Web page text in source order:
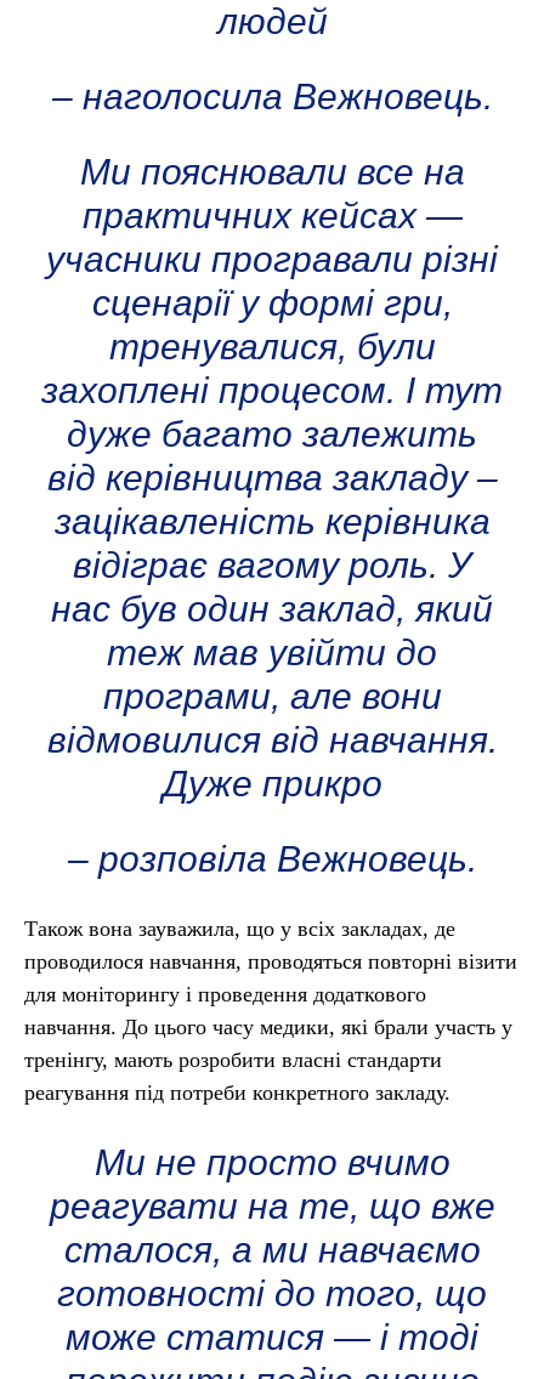
людей
– наголосила Вежновець.
Ми пояснювали все на
практичних кейсах —
учасники програвали різні
сценарії у формі гри,
тренувалися, були
захоплені процесом. І тут
дуже багато залежить
від керівництва закладу –
зацікавленість керівника
відіграє вагому роль. У
нас був один заклад, який
теж мав увійти до
програми, але вони
відмовилися від навчання.
Дуже прикро
– розповіла Вежновець.
Також вона зауважила, що у всіх закладах, де
проводилося навчання, проводяться повторні візити
для моніторингу і проведення додаткового
навчання. До цього часу медики, які брали участь у
тренінгу, мають розробити власні стандарти
реагування під потреби конкретного закладу.
Ми не просто вчимо
реагувати на те, що вже
сталося, а ми навчаємо
готовності до того, що
може статися — і тоді